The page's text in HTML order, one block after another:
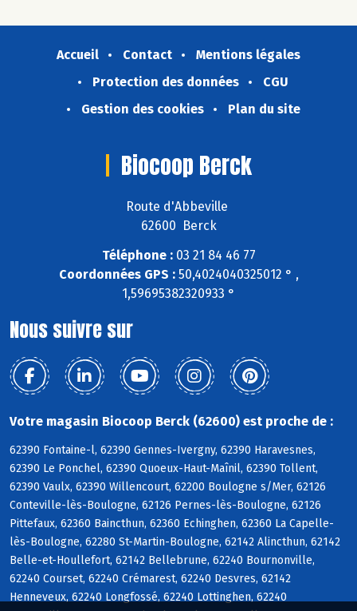
Accueil Contact
Mentions légales
Protection des données
CGU
Gestion des cookies
Plan du site
Biocoop Berck
Route d'Abbeville
62600 Berck
Téléphone :03 21 84 46 77
Coordonnées GPS :50,4024040325012 ° ,
1,59695382320933 °
Nous suivre sur
Votre magasin Biocoop Berck (62600) est proche de :
62390 Fontaine-l, 62390 Gennes-Ivergny, 62390 Haravesnes,
62390 Le Ponchel, 62390 Quoeux-Haut-Maînil, 62390 Tollent,
62390 Vaulx, 62390 Willencourt, 62200 Boulogne s/Mer, 62126
Conteville-lès-Boulogne, 62126 Pernes-lès-Boulogne, 62126
Pittefaux, 62360 Baincthun, 62360 Echinghen, 62360 La Capelle-
lès-Boulogne, 62280 St-Martin-Boulogne, 62142 Alincthun, 62142
Belle-et-Houllefort, 62142 Bellebrune, 62240 Bournonville,
62240 Courset, 62240 Crémarest, 62240 Desvres, 62142
Henneveux, 62240 Longfossé, 62240 Lottinghen, 62240